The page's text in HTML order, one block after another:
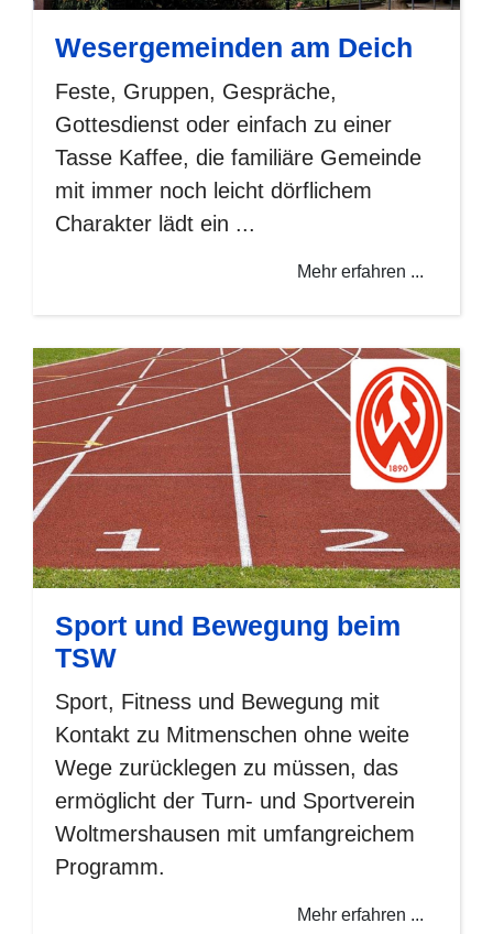
Wesergemeinden am Deich
Feste, Gruppen, Gespräche,
Gottesdienst oder einfach zu einer
Tasse Kaffee, die familiäre Gemeinde
mit immer noch leicht dörflichem
Charakter lädt ein ...
Mehr erfahren ...
Sport und Bewegung beim
TSW
Sport, Fitness und Bewegung mit
Kontakt zu Mitmenschen ohne weite
Wege zurücklegen zu müssen, das
ermöglicht der Turn- und Sportverein
Woltmershausen mit umfangreichem
Programm.
Mehr erfahren ...